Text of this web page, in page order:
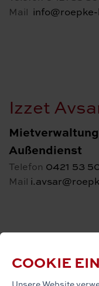
Mail
Izzet
Mietverwaltung
Außendienst
Telefon 0421 53
Mail
Timo
COOKIE
Unsere Website